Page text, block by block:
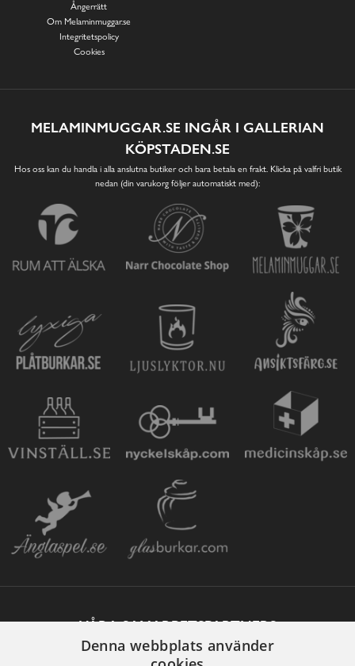
Ångerrätt
Om Melaminmuggar.se
Integritetspolicy
Cookies
MELAMINMUGGAR.SE INGÅR I GALLERIAN
KÖPSTADEN.SE
Hos oss kan du handla i alla anslutna butiker och bara betala en frakt. Klicka på valfri butik
nedan (din varukorg följer automatiskt med):
VÅRA SAMARBETSPARTNERS
Denna webbplats använder